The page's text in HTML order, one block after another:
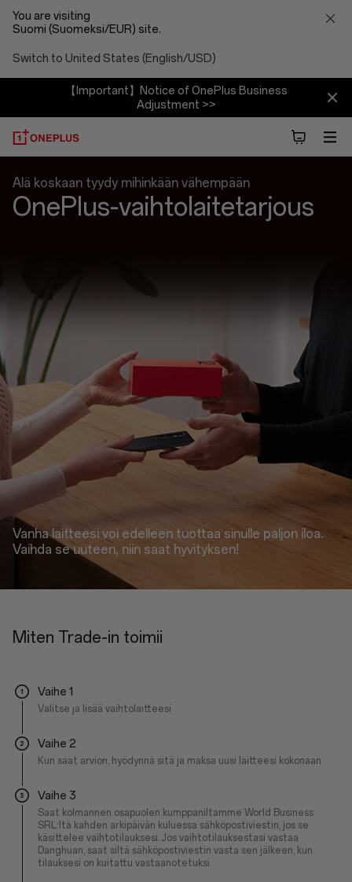
You are visiting
Suomi (Suomeksi/EUR) site.
Switch to United States (English/USD)
【Important】Notice of OnePlus Business
Adjustment >>
Vaihto
Älä koskaan tyydy mihinkään vähempään
OnePlus-vaihtolaitetarjous
Vanha laitteesi voi edelleen tuottaa sinulle paljon iloa.
Vaihda se uuteen, niin saat hyvityksen!
Miten Trade-in toimii
Vaihe 1
Valitse ja lisää vaihtolaitteesi
Vaihe 2
Kun saat arvion, hyödynnä sitä ja maksa uusi laitteesi kokonaan
Vaihe 3
Saat kolmannen osapuolen kumppaniltamme World Business
SRL:ltä kahden arkipäivän kuluessa sähköpostiviestin, jos se
käsittelee vaihtotilauksesi. Jos vaihtotilauksestasi vastaa
Danghuan, saat siltä sähköpostiviestin vasta sen jälkeen, kun
tilauksesi on kuitattu vastaanotetuksi.